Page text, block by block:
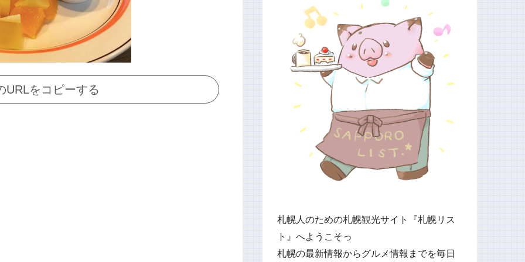
URLをコピーする
札幌人のための札幌観光サイト『札幌リス
ト』へようこそっ
札幌の最新情報からグルメ情報までを毎日